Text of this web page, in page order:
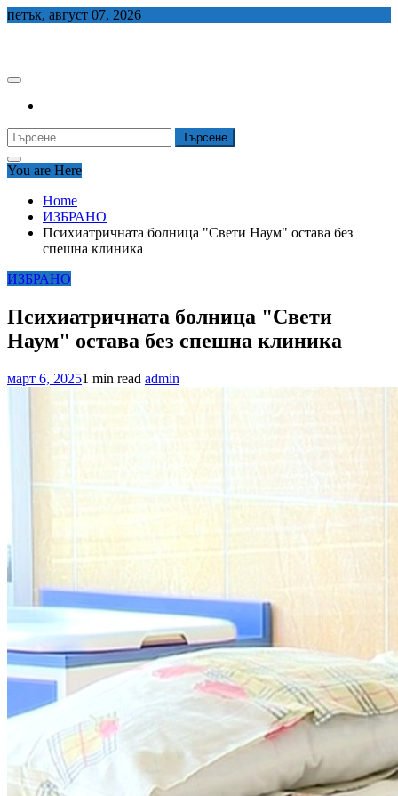
Skip
петък, август 07, 2026
Търсене
за:
You are Here
Home
ИЗБРАНО
Психиатричната болница "Свети Наум" остава без
спешна клиника
ИЗБРАНО
Психиатричната болница "Свети
Наум" остава без спешна клиника
март 6, 20251 min read admin